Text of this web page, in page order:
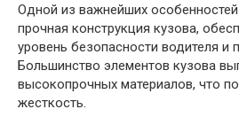
Одной из важнейших особенностей
прочная конструкция кузова,
уровень безопасности водителя и
Большинство элементов кузова
высокопрочных материалов, что
жесткость.